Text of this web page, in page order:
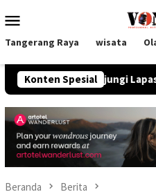
ke
Mobile
Tangerang Raya wisata
Konten Spesial
Lapas Batam, Bahas
Beranda Berita